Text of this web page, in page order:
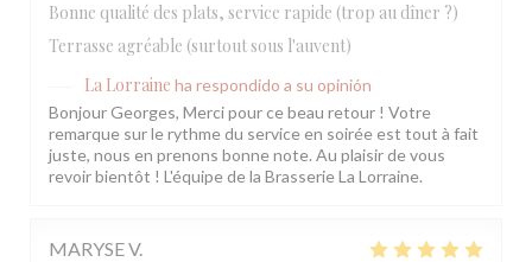
Bonne qualité des plats, service rapide (trop au dîner ?)
Terrasse agréable (surtout sous l'auvent)
La Lorraine ha respondido a su opinión
Bonjour Georges, Merci pour ce beau retour ! Votre
remarque sur le rythme du service en soirée est tout à fait
juste, nous en prenons bonne note. Au plaisir de vous
revoir bientôt ! L'équipe de la Brasserie La Lorraine.
MARYSEV